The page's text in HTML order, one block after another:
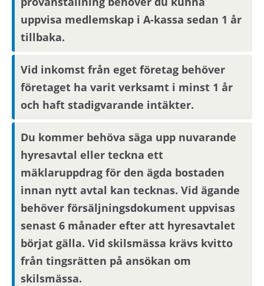
Observera att om inflyttningsdatumet infaller på
en helgdag eller en röd dag sker inflyttning
nästkommande vardag.
Om din anställning inte är i Stockholmsområdet
behöver du visa att din arbetsplats ligger inom
pendlingsavstånd från bostaden.
Visningsinformation
Bostaden kommer inte att visas. Det betyder att
du behöver ta ställning till om du vill flytta in i
bostaden endast utifrån informationen i
annonsen. För bostadssökanden med längst
kötid efter avslutad annonseringsperiod blir
intresseanmälan bindande, övriga
bostadssökande kan avanmäla sitt intresse.
uppvisa medlemskap i A-kassa sedan 1 år
tillbaka.
Vid inkomst från eget företag behöver
företaget ha varit verksamt i minst 1 år
och haft stadigvarande intäkter.
Du kommer behöva säga upp nuvarande
hyresavtal eller teckna ett
mäklaruppdrag för den ägda bostaden
innan nytt avtal kan tecknas. Vid ägande
behöver försäljningsdokument uppvisas
senast 6 månader efter att hyresavtalet
börjat gälla. Vid skilsmässa krävs kvitto
från tingsrätten på ansökan om
skilsmässa.